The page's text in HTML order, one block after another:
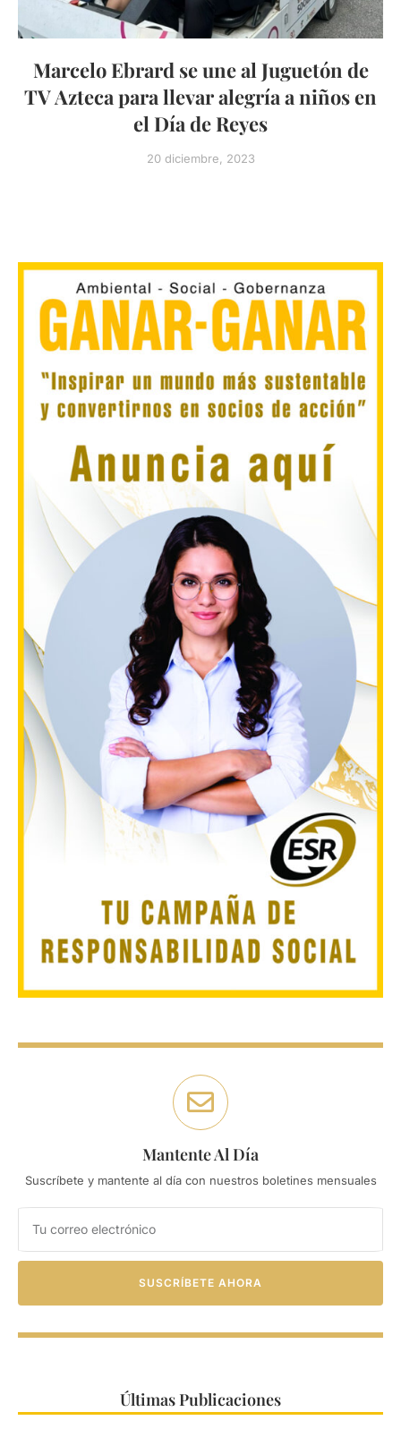
Marcelo Ebrard se une al Juguetón de
TV Azteca para llevar alegría a niños en
el Día de Reyes
20 diciembre, 2023
Mantente Al Día
Suscríbete y mantente al día con nuestros boletines mensuales
SUSCRÍBETE AHORA
Últimas Publicaciones